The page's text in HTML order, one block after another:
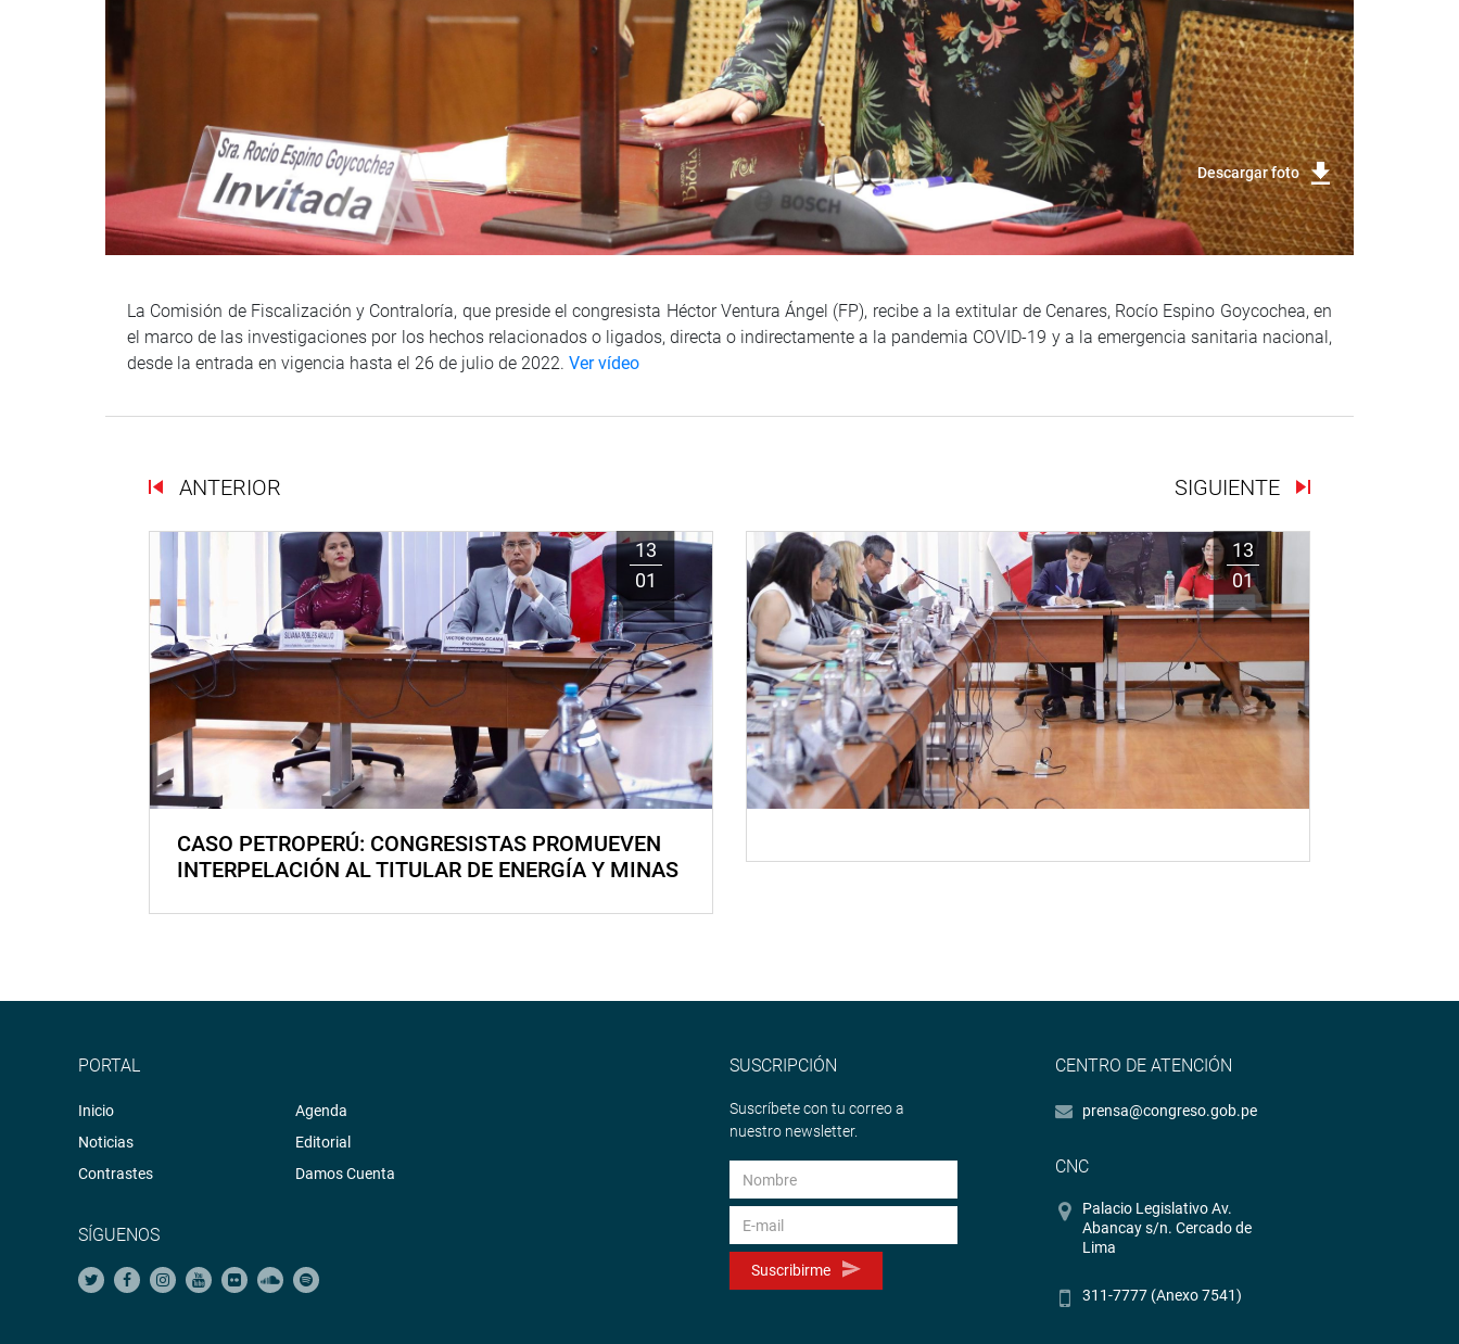
Descargar foto
La Comisión de Fiscalización y Contraloría, que preside el congresista Héctor Ventura Ángel (FP), recibe a la extitular de Cenares, Rocío Espino Goycochea, en
el marco de las investigaciones por los hechos relacionados o ligados, directa o indirectamente a la pandemia COVID-19 y a la emergencia sanitaria nacional,
desde la entrada en vigencia hasta el 26 de julio de 2022. Ver vídeo
ANTERIOR SIGUIENTE
13
01
CASO PETROPERÚ: CONGRESISTAS PROMUEVEN
INTERPELACIÓN AL TITULAR DE ENERGÍA Y MINAS
13
01
PORTAL
Inicio
Noticias
Contrastes
Agenda
Editorial
Damos Cuenta
SÍGUENOS
SUSCRIPCIÓN
Suscríbete con tu correo a
nuestro newsletter.
Suscribirme
CENTRO DE ATENCIÓN
prensa@congreso.gob.pe
CNC
Palacio Legislativo Av.
Abancay s/n. Cercado de
Lima
311-7777 (Anexo 7541)